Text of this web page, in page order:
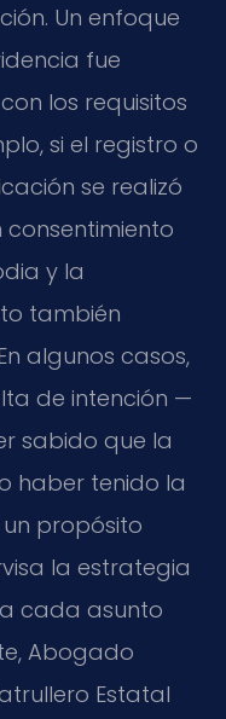
Un enfoque
fue
los requisitos
si el registro o
se realizó
y la
también
algunos casos,
de intención —
sabido que la
haber tenido la
propósito
la estrategia
cada asunto
Abogado
Estatal